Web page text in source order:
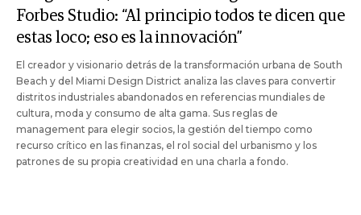
Forbes Studio: “Al principio todos te dicen que
estas loco; eso es la innovación”
El creador y visionario detrás de la transformación urbana de South
Beach y del Miami Design District analiza las claves para convertir
distritos industriales abandonados en referencias mundiales de
cultura, moda y consumo de alta gama. Sus reglas de
management para elegir socios, la gestión del tiempo como
recurso crítico en las finanzas, el rol social del urbanismo y los
patrones de su propia creatividad en una charla a fondo.